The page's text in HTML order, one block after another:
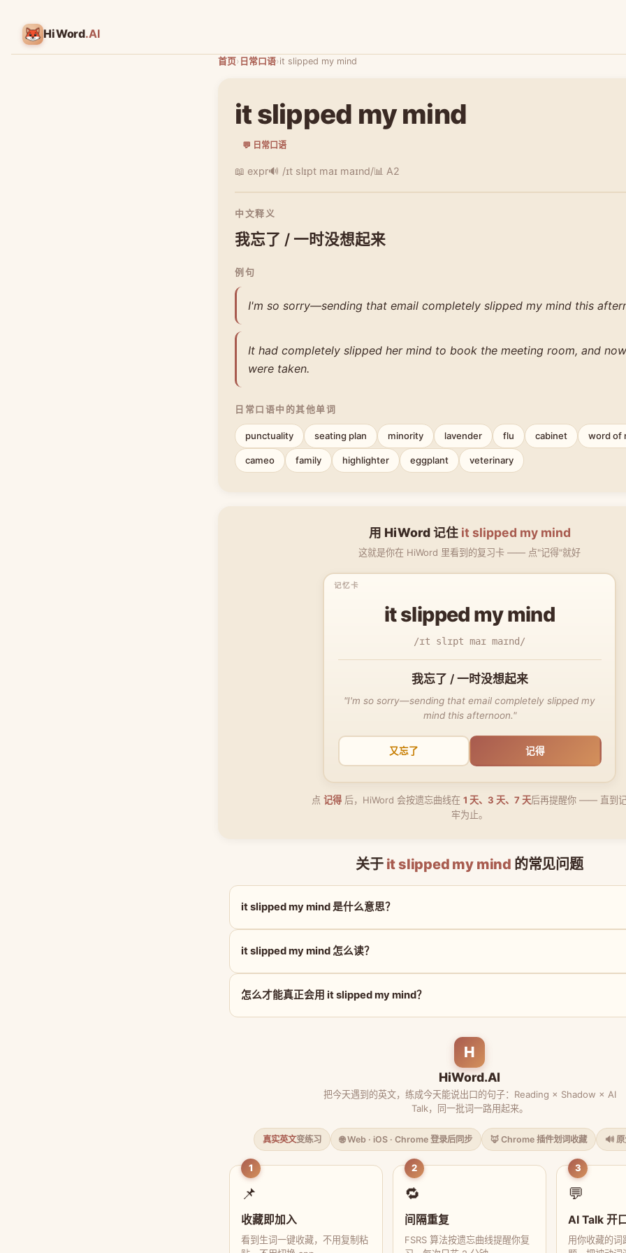
HiWord.AI
首页› 日常口语›it slipped my mind
it slipped my mind
💬 日常口语
📖 expr🔊 /ɪt slɪpt maɪ maɪnd/📊 A2
中文释义
我忘了 / 一时没想起来
例句
I'm so sorry—sending that email completely slipped my mind this
It had completely slipped her mind to book the meeting room, and
were taken.
日常口语中的其他单词
punctuality seating plan minority lavender flu cabinet word of
cameo family highlighter eggplant veterinary
用 HiWord 记住 it slipped my mind
这就是你在 HiWord 里看到的复习卡 —— 点"记得"就好
it slipped my mind
/ɪt slɪpt maɪ maɪnd/
我忘了 / 一时没想起来
"I'm so sorry—sending that email completely slipped my
mind this afternoon."
又忘了 记得
点 记得 后，HiWord 会按遗忘曲线在 1 天、3 天、7 天后再提醒你 —— 直到
牢为止。
关于 it slipped my mind 的常见问题
it slipped my mind 是什么意思？
it slipped my mind 怎么读？
怎么才能真正会用 it slipped my mind？
H
HiWord.AI
把今天遇到的英文，练成今天能说出口的句子：Reading × Shadow × AI
Talk，同一批词一路用起来。
真实英文变练习 🌐 Web · iOS · Chrome 登录后同步 🦊 Chrome 插件划词收藏 🔊
1
📌
收藏即加入
看到生词一键收藏，不用复制粘
2
🔁
间隔重复
FSRS 算法按遗忘曲线提醒你复
3
💬
AI Talk 开
用你收藏的词